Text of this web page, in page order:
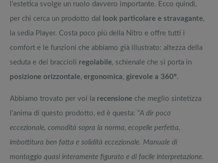
l’estetica svolge un ruolo davvero importante. Ecco quindi,
per chi cerca un prodotto dal
look particolare e stravagante,
la sedia Player. Costa poco più della Nitro e offre tutti i
comfort e le funzioni che abbiamo già illustrato: altezza della
seduta e dei braccioli regolabile, schienale che si porta in
posizione orizzontale, ergonomica, girevole a 360°.
Abbiamo trovato per voi la recensione che meglio sintetizza
l’anima di questo prodotto, ed è questa: “A dir poco
eccezionale, comodità sopra la norma, ecopelle perfetta,
imbottitura ben fatta e solidità eccezionale. Manuale di
montaggio quasi interamente figurato e di facile interpretazione.